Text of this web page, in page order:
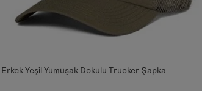
Erkek Yeşil Yumuşak Dokulu Trucker Şapka